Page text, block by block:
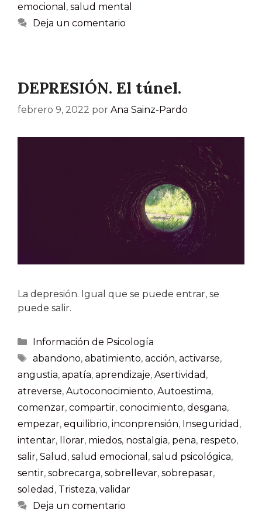
emocional , salud mental
Deja un comentario
DEPRESIÓN. El túnel.
febrero 9, 2022 por Ana Sainz-Pardo
La depresión. Igual que se puede entrar, se
puede salir.
Información de Psicología
abandono, abatimiento, acción, activarse,
angustia, apatía, aprendizaje, Asertividad ,
atreverse, Autoconocimiento, Autoestima,
comenzar, compartir, conocimiento, desgana,
empezar, equilibrio, inconprensión, Inseguridad ,
intentar, llorar, miedos, nostalgia, pena, respeto,
salir, Salud , salud emocional , salud psicológica,
sentir, sobrecarga, sobrellevar, sobrepasar,
soledad , Tristeza, validar
Deja un comentario